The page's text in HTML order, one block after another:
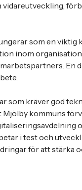
som en viktig
inom
En
som kräver god
kommuns
i test och
för att stärka